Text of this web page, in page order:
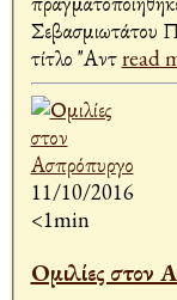
Σεβασμιωτάτου
τίτλο "Αντread
11/10/2016
<1min
Ομιλίες στον